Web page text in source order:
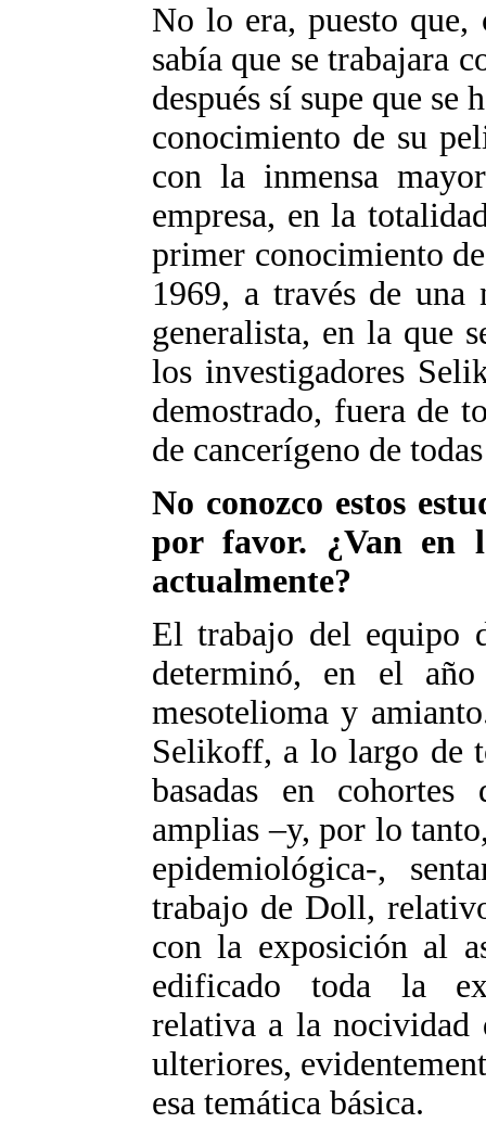
No lo era, puesto
sabía que se trabajara
después sí supe que se
conocimiento de su
con la inmensa
empresa, en la
primer conocimiento
1969, a través de una
generalista, en la que
los investigadores
demostrado, fuera de
de cancerígeno de
No conozco estos
por favor. ¿Van en
actualmente?
El trabajo del equipo
determinó, en el
mesotelioma y
Selikoff, a lo largo de
basadas en cohortes
amplias –y, por lo
epidemiológica-,
trabajo de Doll,
con la exposición al
edificado toda la
relativa a la nocividad
ulteriores,
esa temática básica.